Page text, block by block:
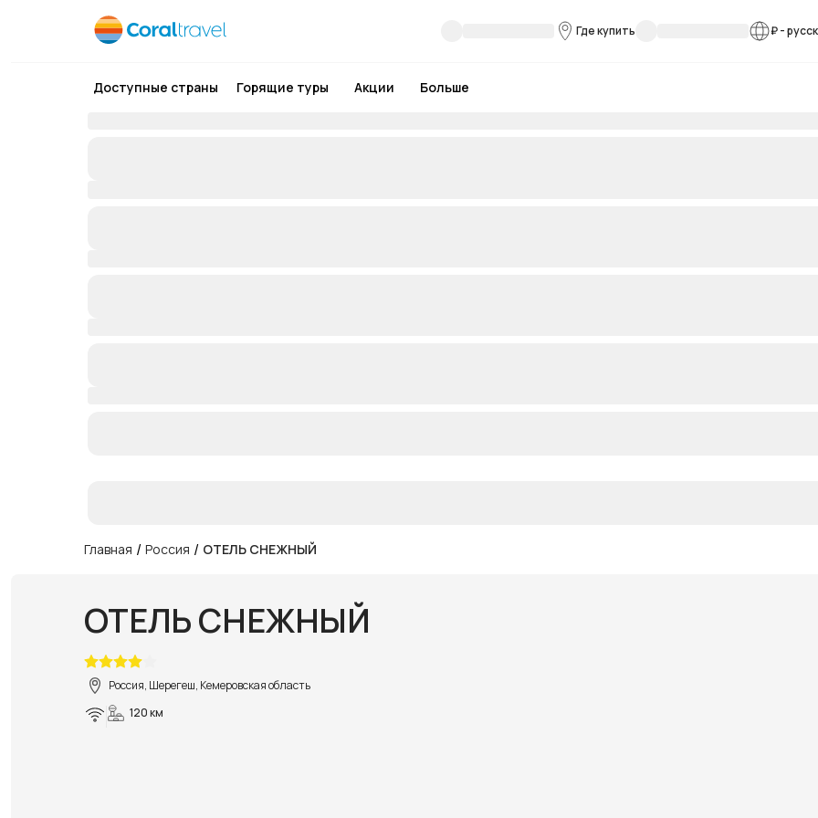
Где купить ₽-
Доступные страны Горящие туры Акции Больше
Главная / Россия / ОТЕЛЬ СНЕЖНЫЙ
ОТЕЛЬ СНЕЖНЫЙ
Россия, Шерегеш, Кемеровская область
120 км